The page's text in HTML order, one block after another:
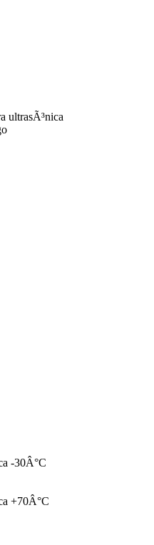
ultrasÃ³nica
-30Â°C
+70Â°C